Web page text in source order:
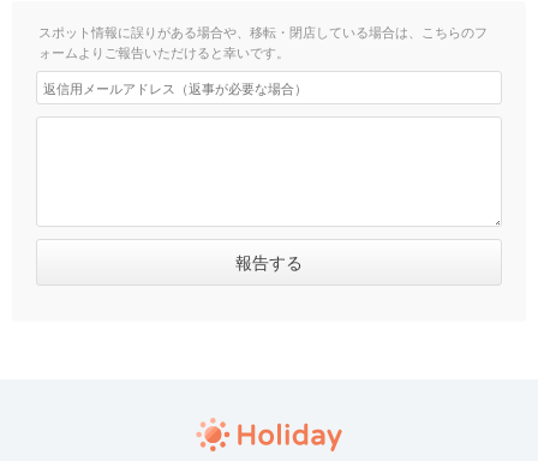
スポット情報に誤りがある場合や、移転・閉店している場合は、こちらのフ
ォームよりご報告いただけると幸いです。